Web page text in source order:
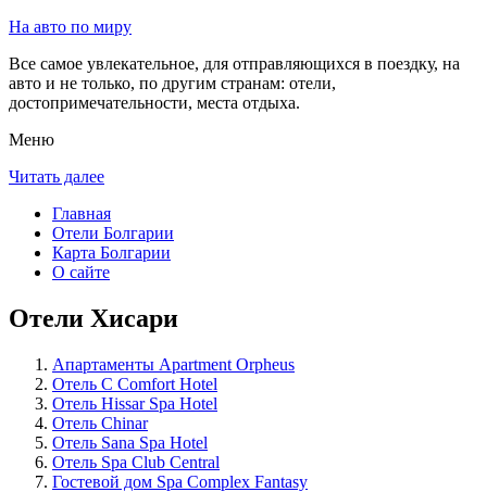
На авто по миру
Все самое увлекательное, для отправляющихся в поездку, на
авто и не только, по другим странам: отели,
достопримечательности, места отдыха.
Меню
Читать далее
Главная
Отели Болгарии
Карта Болгарии
О сайте
Отели Хисари
Апартаменты Apartment Orpheus
Отель C Comfort Hotel
Отель Hissar Spa Hotel
Отель Chinar
Отель Sana Spa Hotel
Отель Spa Club Central
Гостевой дом Spa Complex Fantasy